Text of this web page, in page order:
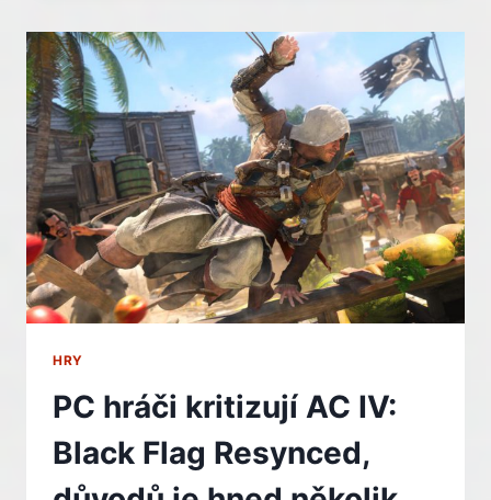
REKORDNÍ
ZÁJEM
HRU
EA
SPORTS
FC
26
HRY
PC hráči kritizují AC IV:
Black Flag Resynced,